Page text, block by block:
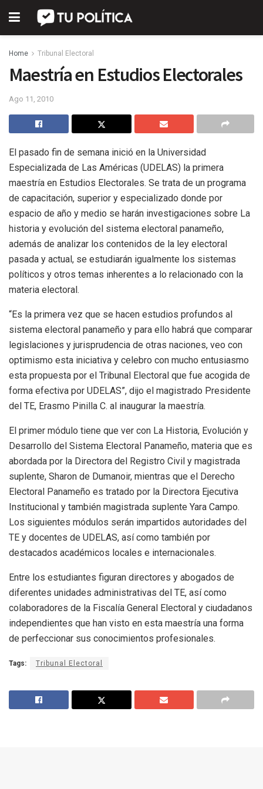
Home Tribunal Electoral
Maestría en Estudios Electorales
Ago 11, 2010
El pasado fin de semana inició en la Universidad
Especializada de Las Américas (UDELAS) la primera
maestría en Estudios Electorales. Se trata de un programa
de capacitación, superior y especializado donde por
espacio de año y medio se harán investigaciones sobre La
historia y evolución del sistema electoral panameño,
además de analizar los contenidos de la ley electoral
pasada y actual, se estudiarán igualmente los sistemas
políticos y otros temas inherentes a lo relacionado con la
materia electoral.
“Es la primera vez que se hacen estudios profundos al
sistema electoral panameño y para ello habrá que comparar
legislaciones y jurisprudencia de otras naciones, veo con
optimismo esta iniciativa y celebro con mucho entusiasmo
esta propuesta por el Tribunal Electoral que fue acogida de
forma efectiva por UDELAS”, dijo el magistrado Presidente
del TE, Erasmo Pinilla C. al inaugurar la maestría.
El primer módulo tiene que ver con La Historia, Evolución y
Desarrollo del Sistema Electoral Panameño, materia que es
abordada por la Directora del Registro Civil y magistrada
suplente, Sharon de Dumanoir, mientras que el Derecho
Electoral Panameño es tratado por la Directora Ejecutiva
Institucional y también magistrada suplente Yara Campo.
Los siguientes módulos serán impartidos autoridades del
TE y docentes de UDELAS, así como también por
destacados académicos locales e internacionales.
Entre los estudiantes figuran directores y abogados de
diferentes unidades administrativas del TE, así como
colaboradores de la Fiscalía General Electoral y ciudadanos
independientes que han visto en esta maestría una forma
de perfeccionar sus conocimientos profesionales.
Tags: Tribunal Electoral